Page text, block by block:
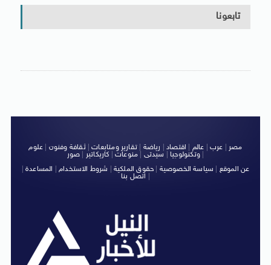
تابعونا
مصر عرب عالم اقتصاد رياضة |تقارير ومتابعات|ثقافة وفنون
علوم
وتكنولوجيا| سيدتى منوعات كاريكاتير صور
|
عن الموقع
سياسة الخصوصية حقوق الملكية شروط الاستخدام| المساعدة|
اتصل بنا